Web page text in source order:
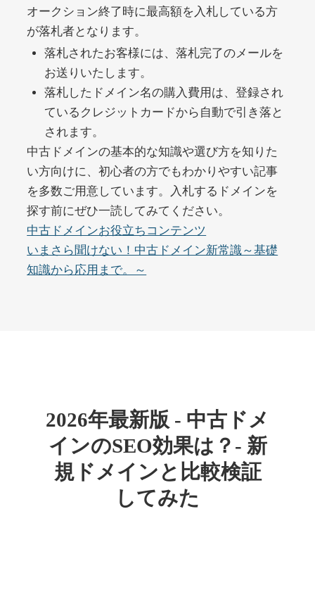
詳細を見る
portalvidalivre.com
ジャンル その他
DA47 外部リンク数2202 ドメイン年齢 5年
10,800円 入札 0件
buywrite-plus.com
ジャンルその他
DA 45 外部リンク数4677 ドメイン年齢2年
10,800円 入札 0件
詳細を見る
外部リンク数963 ドメイン年齢
4,500円
rageboy.com
オークション終了時に最高額を入札している方
が落札者となります。
落札されたお客様には、落札完了のメールを
お送りいたします。
落札したドメイン名の購入費用は、登録され
ているクレジットカードから自動で引き落と
されます。
中古ドメインの基本的な知識や選び方を知りた
い方向けに、初心者の方でもわかりやすい記事
を多数ご用意しています。入札するドメインを
探す前にぜひ一読してみてください。
中古ドメインお役立ちコンテンツ
いまさら聞けない！中古ドメイン新常識～基礎
知識から応用まで。～
2026年最新版 - 中古ドメ
インのSEO効果は？- 新
規ドメインと比較検証
してみた